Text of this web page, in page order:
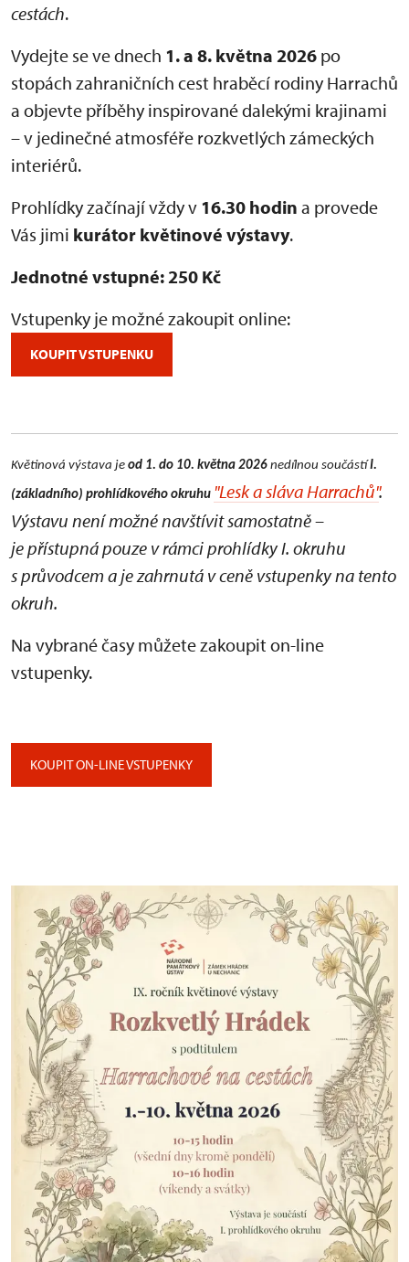
cestách.
Vydejte se ve dnech 1. a 8. května 2026 po
stopách zahraničních cest hraběcí rodiny Harrachů
a objevte příběhy inspirované dalekými krajinami
– v jedinečné atmosféře rozkvetlých zámeckých
interiérů.
Prohlídky začínají vždy v 16.30 hodin a provede
Vás jimi kurátor květinové výstavy.
Jednotné vstupné: 250 Kč
Vstupenky je možné zakoupit online:
KOUPIT VSTUPENKU
Květinová výstava je od 1. do 10. května 2026 nedílnou součástíI.
(základního) prohlídkového okruhu "Lesk a sláva Harrachů".
Výstavu není možné navštívit samostatně –
je přístupná pouze v rámci prohlídky I. okruhu
s průvodcem a je zahrnutá v ceně vstupenky na tento
okruh.
Na vybrané časy můžete zakoupit on-line
vstupenky.
KOUPIT ON-LINE VSTUPENKY